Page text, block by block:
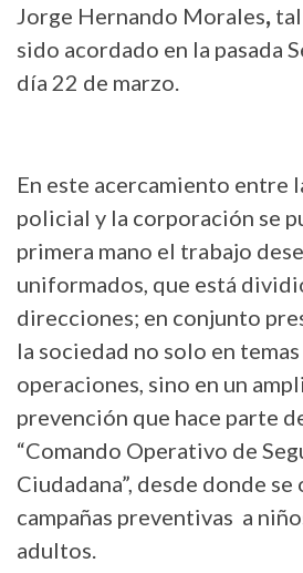
Jorge Hernando Morales,
sido acordado en la pasada
día 22 de marzo.
En este acercamiento entre
policial y la corporación se
primera mano el trabajo
uniformados, que está
direcciones; en conjunto
la sociedad no solo en
operaciones, sino en un
prevención que hace parte
“Comando Operativo de
Ciudadana”, desde donde
campañas preventivas a
adultos.